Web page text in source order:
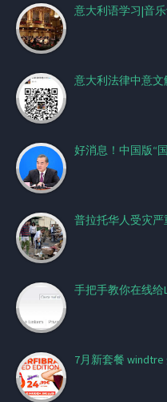
意大利语学习|音
意大利法律中意文
好消息！中国版“
普拉托华人受灾严
手把手教你在线给
7月新套餐 windtre